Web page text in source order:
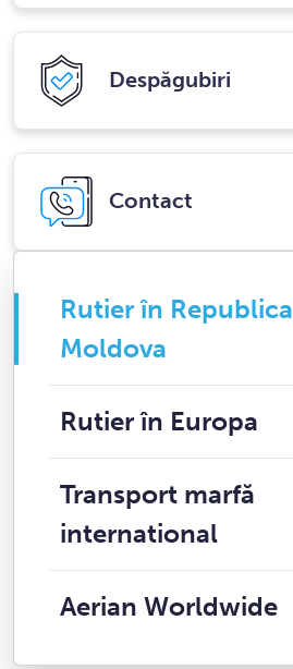
Despăgubiri
Contact
Rutier în Republica
Moldova
Rutier în Europa
Transport marfă
international
Aerian Worldwide